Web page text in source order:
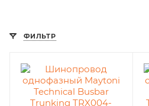
ФИЛЬТР